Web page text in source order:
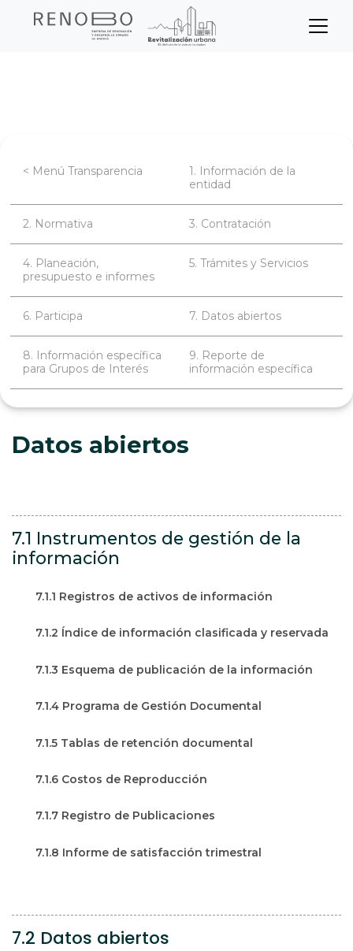
Sitio Web Empresa de
Transparencia
< Menú Transparencia
1. Información de la
entidad
2. Normativa 3. Contratación
4. Planeación,
presupuesto e informes
5. Trámites y Servicios
6. Participa 7. Datos abiertos
8. Información específica
para Grupos de Interés
9. Reporte de
información específica
Datos abiertos
7.1 Instrumentos de gestión de la
información
7.1.1 Registros de activos de información
7.1.2 Índice de información clasificada y reservada
7.1.3 Esquema de publicación de la información
7.1.4 Programa de Gestión Documental
7.1.5 Tablas de retención documental
7.1.6 Costos de Reproducción
7.1.7 Registro de Publicaciones
7.1.8 Informe de satisfacción trimestral
7.2 Datos abiertos